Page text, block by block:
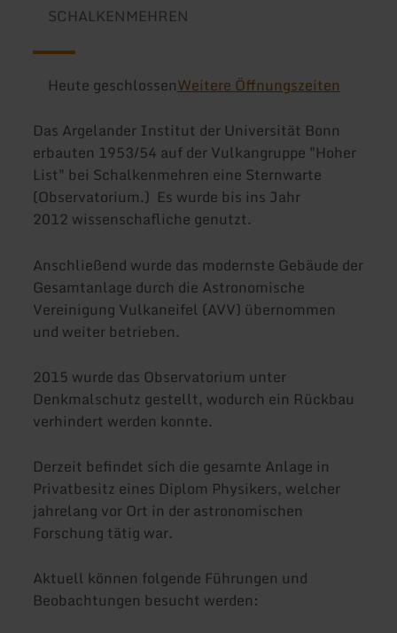
SCHALKENMEHREN
Heute geschlossenWeitere Öffnungszeiten
Das Argelander Institut der Universität Bonn
erbauten 1953/54 auf der Vulkangruppe "Hoher
List" bei Schalkenmehren eine Sternwarte
(Observatorium.) Es wurde bis ins Jahr
2012 wissenschafliche genutzt.
Anschließend wurde das modernste Gebäude der
Gesamtanlage durch die Astronomische
Vereinigung Vulkaneifel (AVV) übernommen
und weiter betrieben.
2015 wurde das Observatorium unter
Denkmalschutz gestellt, wodurch ein Rückbau
verhindert werden konnte.
Derzeit befindet sich die gesamte Anlage in
Privatbesitz eines Diplom Physikers, welcher
jahrelang vor Ort in der astronomischen
Forschung tätig war.
Aktuell können folgende Führungen und
Beobachtungen besucht werden: